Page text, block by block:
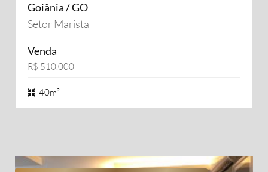
Goiânia / GO
Setor Marista
Venda
R$ 510.000
40m²